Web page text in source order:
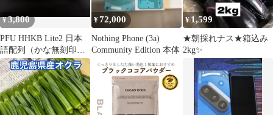
¥3,800
PFU HHKB Lite2 日本
語配列（かな無刻印）
KUH0010
¥72,000
Nothing Phone (3a)
Community Edition 本体
¥1,599
★朝採れナス★箱込み
2kg✨